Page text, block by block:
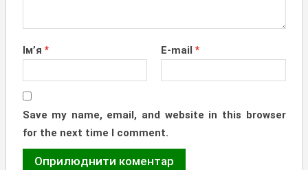
Ім’я * E-mail *
Save my name, email, and website in this browser
for the next time I comment.